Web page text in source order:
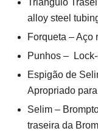
alloy steel
Forqueta – Aço
Punhos –
Espigão de
Apropriado
Selim –
traseira da